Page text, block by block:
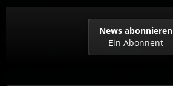
News abonnieren
Ein Abonnent